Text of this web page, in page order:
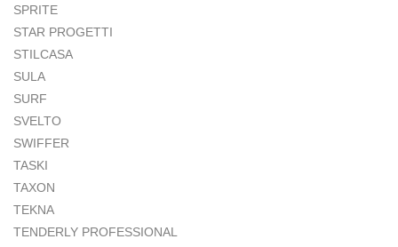
SPRITE
STAR PROGETTI
STILCASA
SULA
SURF
SVELTO
SWIFFER
TASKI
TAXON
TEKNA
TENDERLY PROFESSIONAL